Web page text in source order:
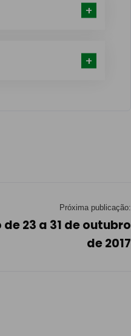
Próxima publicação:
23 a 31 de outubro
de 2017